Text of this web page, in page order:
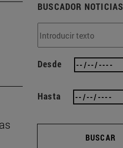
BUSCADOR NOTICIAS
Desde
Hasta
BUSCAR